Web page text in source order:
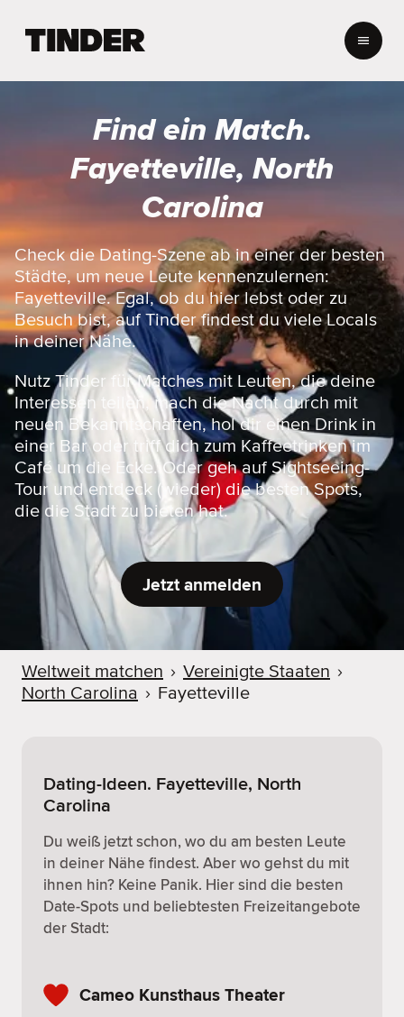
r
S
a
t
s
e
i
t
e
Find ein Match.
Fayetteville, North
Carolina
Check die Dating-Szene ab in einer der besten
Städte, um neue Leute kennenzulernen:
Fayetteville. Egal, ob du hier lebst oder zu
Besuch bist, auf Tinder findest du viele Locals
in deiner Nähe.
Nutz Tinder für Matches mit Leuten, die deine
Interessen teilen, mach die Nacht durch mit
neuen Bekanntschaften, hol dir einen Drink in
einer Bar oder triff dich zum Kaffeetrinken im
Café um die Ecke. Oder geh auf Sightseeing-
Tour und entdeck (wieder) die besten Spots,
die die Stadt zu bieten hat.
Jetzt anmelden
Weltweit matchen › Vereinigte Staaten ›
North Carolina › Fayetteville
Dating-Ideen. Fayetteville, North
Carolina
Du weiß jetzt schon, wo du am besten Leute
in deiner Nähe findest. Aber wo gehst du mit
ihnen hin? Keine Panik. Hier sind die besten
Date-Spots und beliebtesten Freizeitangebote
der Stadt:
Cameo Kunsthaus Theater